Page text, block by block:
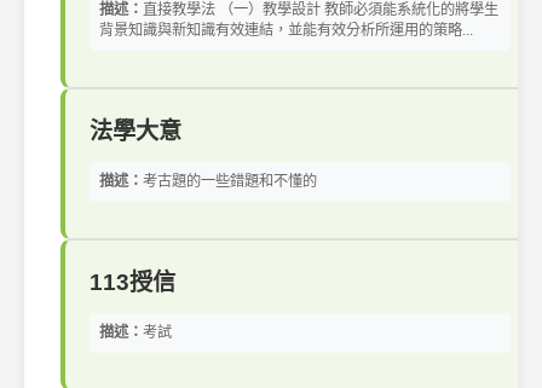
描述： 直接教學法 （一）教學設計 教師必須能系統化的將學生
背景知識與新知識有效連結，並能有效分析所運用的策略...
法學大意
描述： 考古題的一些錯題和不懂的
113授信
描述： 考試